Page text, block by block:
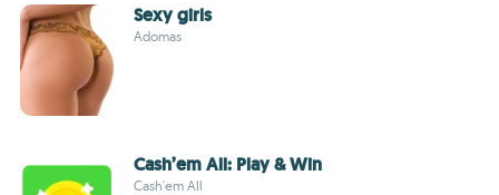
Sexy girls
Adomas
Cash’em All: Play & Win
Cash'em All